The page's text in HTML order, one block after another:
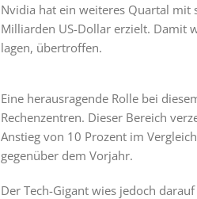
Nvidia hat ein weiteres Quartal mit
Milliarden US-Dollar erzielt. Damit
lagen, übertroffen.
Eine herausragende Rolle bei
Rechenzentren. Dieser Bereich
Anstieg von 10 Prozent im
gegenüber dem Vorjahr.
Der Tech-Gigant wies jedoch